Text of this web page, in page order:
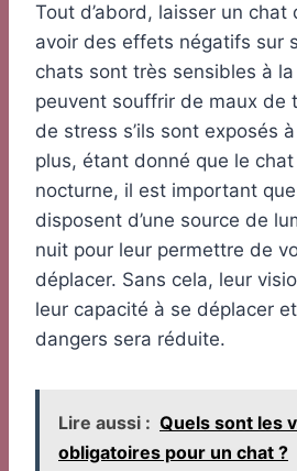
Tout d’abord, laisser un
avoir des effets négatifs sur
chats sont très sensibles à
peuvent souffrir de maux de
de stress s’ils sont exposés
plus, étant donné que le
nocturne, il est important
disposent d’une source de
nuit pour leur permettre de
déplacer. Sans cela, leur
leur capacité à se déplacer
dangers sera réduite.
Lire aussi : Quels sont les
obligatoires pour un chat ?